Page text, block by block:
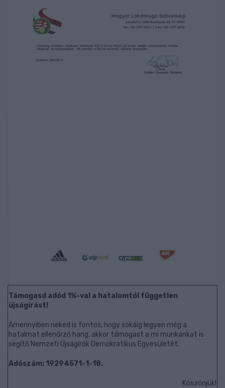
Támogasd adód 1%-val a hatalomtól független
újságírást!
Amennyiben neked is fontos, hogy sokáig legyen még a
hatalmat ellenőrző hang, akkor támogast a mi munkánkat is
segítő Nemzeti Újságírók Demokratikus Egyesületét.
Adószám: 19294571-1-18.
Köszönjük!